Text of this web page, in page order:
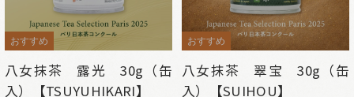
おすすめ
八女抹茶 露光 30g（缶
入）【TSUYUHIKARI】
おすすめ
八女抹茶 翠宝 30g（缶
入）【SUIHOU】